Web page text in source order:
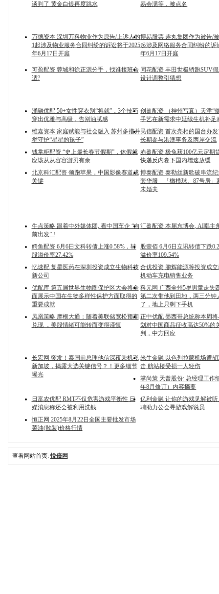
谈判了 黄金白银再度跳水
易会满等，被点名
万德资本 深圳万科物业作为原告/上诉人的
1起涉及物业服务合同纠纷的诉讼将于2025
年6月17日开庭
博易股票 趣丸集团作为被告/
起涉及网络服务合同纠纷的诉
年6月17日开庭
可盈配资 蓉城和徐正源分手，找谁接班合
适?
同花配资 丰田世极轿跑SUV
设计调整引猜想
涌融优配 50+女性穿衣别“将就”，3个技巧
穿出优雅与高级，告别油腻感
创盈配资 （神州写真）天津“
手艺在新需求中延续生机补足
维嘉资本 家庭赋能与社会融入 苏州多措并
举守护“星星的孩子”
民信配资 首次亮相的国台办
长期参与港澳事务及两岸交流
钱掌柜配资 “史上最长春节假期”，休假就
应该从从容容游刃有余
赤盈配资 极兔获100亿元定期
快递反内卷下国内增速放缓
北京科汇配资 领跑苹果，中国影像赛道成
关键
博泰配资 泰勒丝新歌破串流
套华服 「橄榄球、87号房」
未婚夫
牛点策略 跟着中外媒体团, 看中国车企 “向
前出发” !
汇盈配资 本届东博会, AI唱主
鳄鱼配资 6月6日文科转债上涨0.58%，转
股溢价率27.42%
股壹佰 6月6日立讯转债下跌
溢价率109.54%
忆速配 复星医药在深圳投资成立生物科技
新公司
合优投资 鹏辉能源等投资成
机动车充电销售业务
优配库 第五届世界生物圈保护区大会将全
面展示中国在生物多样性保护方面取得的
重要成就
科元网 广西全州5岁男童走失
第二次带他到田地，两三分钟
了，地上只剩下手机
凤凰策略 摩根大通：随着美联储宽松预期
兑现 ，美股情绪可能转而变得谨慎
正中优配 墨西哥总统称本周
划对中国商品征收高达50%的
判，中方回应
长宏网 突发！泰国前总理他信深夜乘机飞
新加坡，揭露大选关键信号？！更多细节
曝光
米牛金融 以色列拉蒙机场遭
击 航站楼受损一人轻伤
掌尚策 天普股份: 总经理工作
年8月修订）内容摘要
日富农优配 RMT不仅危害游戏平衡性 日
媒消息称还会被利用洗钱
亿利金融 让你的游戏见解被
聘助力公会寻游戏解说员
恒正网 2025年8月22日全国主要批发市场
菜油(散装)价格行情
查看网站首页:悦倍网